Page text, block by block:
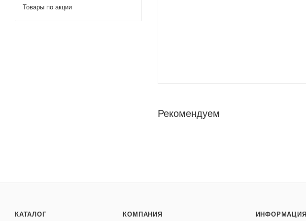
Рекомендуем
Товары по акции
КАТАЛОГ КОМПАНИЯ ИНФОРМАЦИЯ